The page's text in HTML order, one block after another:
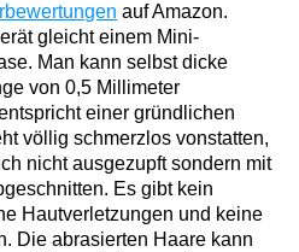
auf Amazon.
gleicht einem Mini-
Man kann selbst dicke
von 0,5 Millimeter
einer gründlichen
völlig schmerzlos vonstatten,
nicht ausgezupft sondern mit
Es gibt kein
Hautverletzungen und keine
Die abrasierten Haare kann